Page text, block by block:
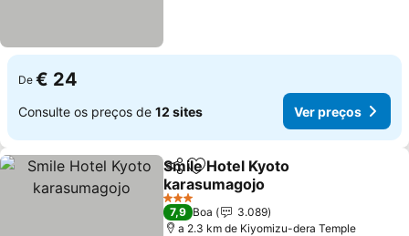
De € 24
Consulte os preços de 12 sites Ver preços
PartilharAdicionar aos favoritos
Smile Hotel Kyoto
karasumagojo
Ver preços
3 Estrelas
7,9 Boa
3.089
a 2.3 km de Kiyomizu-dera Temple